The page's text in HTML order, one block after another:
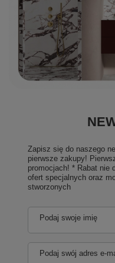
Zapisz się do naszego
pierwsze zakupy!
promocjach! * Rabat nie
ofert specjalnych oraz
stworzonych
Podaj swoje imię
Podaj swój adres e-